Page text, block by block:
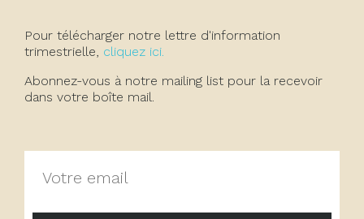
Pour télécharger notre lettre d'information
trimestrielle, cliquez ici.
Abonnez-vous à notre mailing list pour la recevoir
dans votre boîte mail.